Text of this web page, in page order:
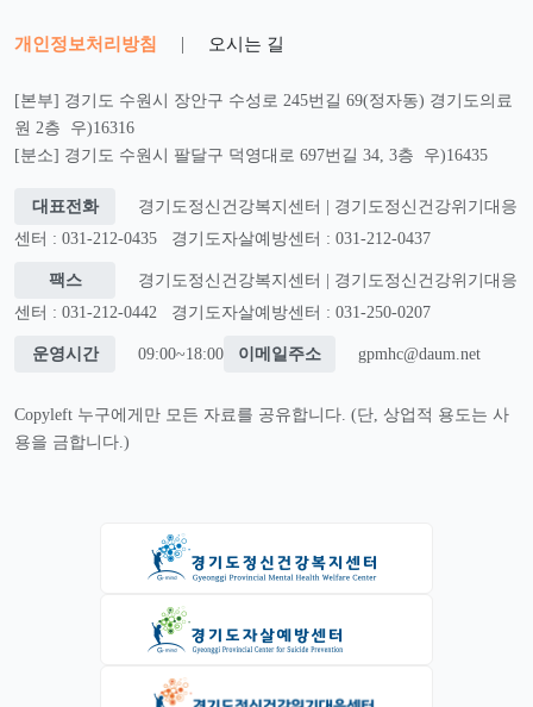
개인정보처리방침 | 오시는 길
[본부] 경기도 수원시 장안구 수성로 245번길 69(정자동) 경기도의료
원 2층 우)16316
[분소] 경기도 수원시 팔달구 덕영대로 697번길 34, 3층 우)16435
대표전화
경기도정신건강복지센터 | 경기도정신건강위기대응
센터 : 031-212-0435
경기도자살예방센터 : 031-212-0437
팩스
경기도정신건강복지센터 | 경기도정신건강위기대응
센터 : 031-212-0442
경기도자살예방센터 : 031-250-0207
운영시간 09:00~18:00 이메일주소 gpmhc@daum.net
Copyleft 누구에게만 모든 자료를 공유합니다. (단, 상업적 용도는 사
용을 금합니다.)